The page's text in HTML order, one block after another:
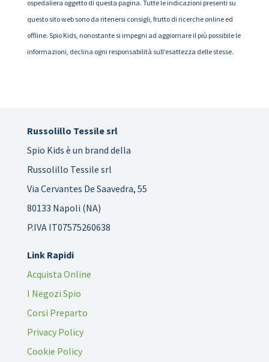
ospedaliera oggetto di questa pagina. Tutte le indicazioni presenti su
questo sito web sono da ritenersi consigli, frutto di ricerche online ed
offline. Spio Kids, nonostante si impegni ad aggiornare il più possibile le
informazioni, declina ogni responsabilità sull’esattezza delle stesse.
Russolillo Tessile srl
Spio Kids è un brand della
Russolillo Tessile srl
Via Cervantes De Saavedra, 55
80133 Napoli (NA)
P.IVA IT07575260638
Link Rapidi
Acquista Online
I Negozi Spio
Corsi Preparto
Privacy Policy
Cookie Policy